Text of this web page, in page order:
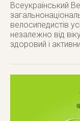
Всеукраїнський
велосипедистів
незалежно від
здоровий і